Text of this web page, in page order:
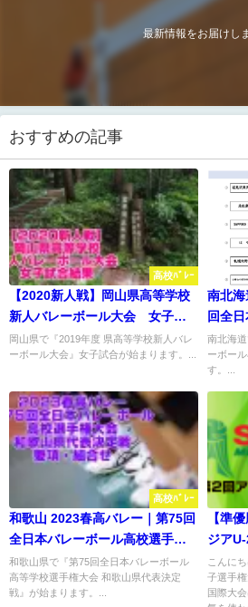
最新情報をお届けし
おすすめの記事
高校ﾊﾞﾚｰ
【2020新人戦】岡山県高等学校
新人バレーボール大会 女子試
合結果
岡山県で『2019年度 県高等学校新人バレ
ーボール大会』女子試合が始まります。...
南北
回全
会県
南北海
ーボー
す。...
高校ﾊﾞﾚｰ
和歌山 2023春高バレー｜第75回
全日本バレーボール高校選手権
各県代表決定戦 要項・組合せ
和歌山県で『第75回全日本バレーボール
高等学校選手権大会 和歌山県代表決定
戦』が始まります。...
【準
ジア
こんに
子選手
国際大